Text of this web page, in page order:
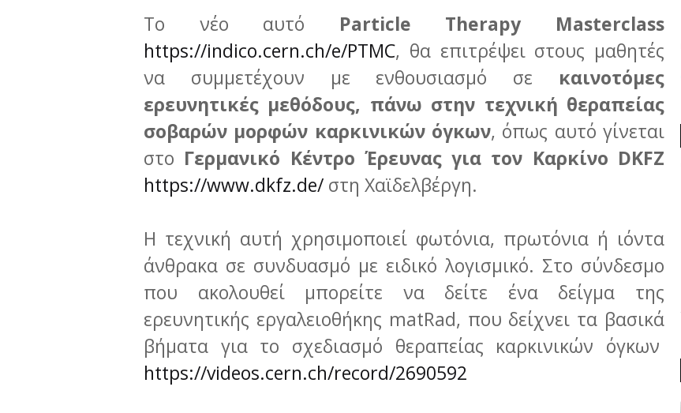
Το νέο αυτό Particle Therapy Masterclass
https://indico.cern.ch/e/PTMC, θα επιτρέψει στους μαθητές
να συμμετέχουν με ενθουσιασμό σε καινοτόμες
ερευνητικές μεθόδους, πάνω στην τεχνική θεραπείας
σοβαρών μορφών καρκινικών όγκων, όπως αυτό γίνεται
στο Γερμανικό Κέντρο Έρευνας για τον Καρκίνο DKFZ
https://www.dkfz.de/ στη Χαϊδελβέργη.
Η τεχνική αυτή χρησιμοποιεί φωτόνια, πρωτόνια ή ιόντα
άνθρακα σε συνδυασμό με ειδικό λογισμικό. Στο σύνδεσμο
που ακολουθεί μπορείτε να δείτε ένα δείγμα της
ερευνητικής εργαλειοθήκης matRad, που δείχνει τα βασικά
βήματα για το σχεδιασμό θεραπείας καρκινικών όγκων
https://videos.cern.ch/record/2690592